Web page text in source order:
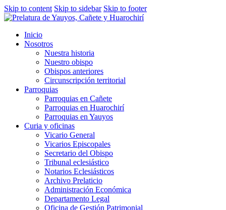
Skip to content Skip to sidebar Skip to footer
Inicio
Nosotros
Nuestra historia
Nuestro obispo
Obispos anteriores
Circunscripción territorial
Parroquias
Parroquias en Cañete
Parroquias en Huarochirí
Parroquias en Yauyos
Curia y oficinas
Vicario General
Vicarios Episcopales
Secretario del Obispo
Tribunal eclesiástico
Notarios Eclesiásticos
Archivo Prelaticio
Administración Económica
Departamento Legal
Oficina de Gestión Patrimonial